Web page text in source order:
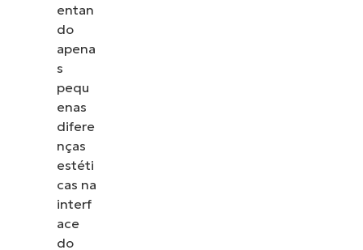
entan
do
apena
s
pequ
enas
difere
nças
estéti
cas na
interf
ace
do